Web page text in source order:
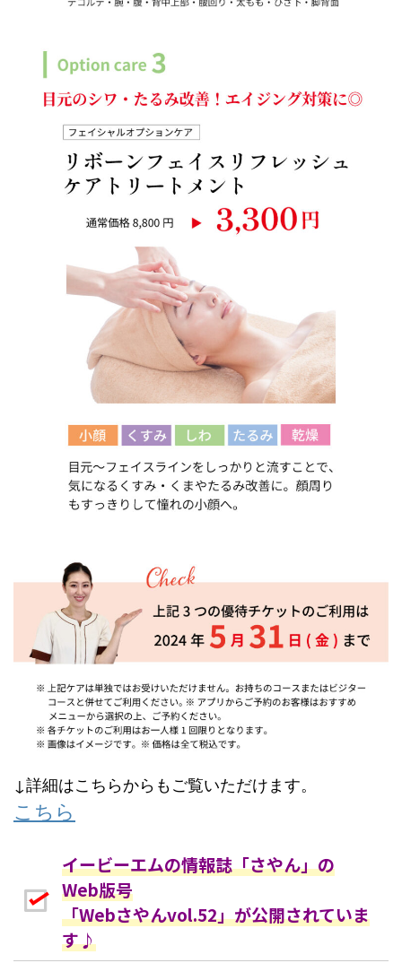
↓詳細はこちらからもご覧いただけます。
こちら
イービーエムの情報誌「さやん」の
Web版号
「Webさやんvol.52」が公開されていま
す♪